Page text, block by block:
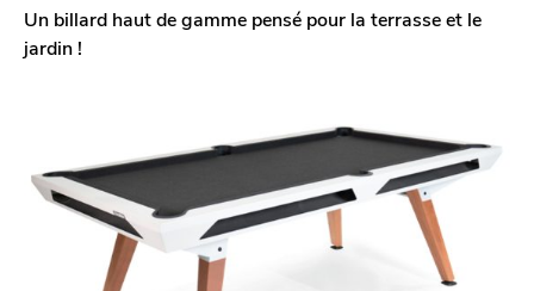
Un billard haut de gamme pensé pour la terrasse et le
jardin !